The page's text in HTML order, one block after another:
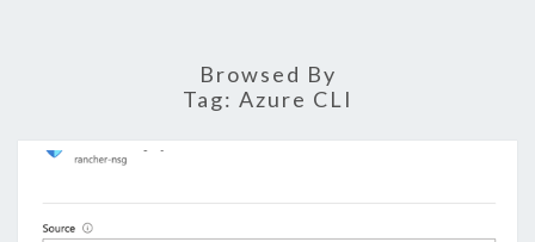
Browsed By
Tag: Azure CLI